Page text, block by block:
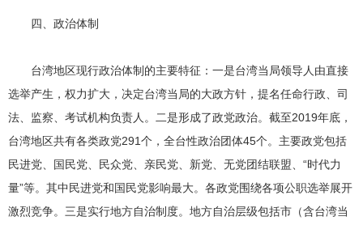
四、政治体制
台湾地区现行政治体制的主要特征：一是台湾当局领导人由直接
选举产生，权力扩大，决定台湾当局的大政方针，提名任命行政、司
法、监察、考试机构负责人。二是形成了政党政治。截至2019年底，
台湾地区共有各类政党291个，全台性政治团体45个。主要政党包括
民进党、国民党、民众党、亲民党、新党、无党团结联盟、“时代力
量”等。其中民进党和国民党影响最大。各政党围绕各项公职选举展开
激烈竞争。三是实行地方自治制度。地方自治层级包括市（含台湾当